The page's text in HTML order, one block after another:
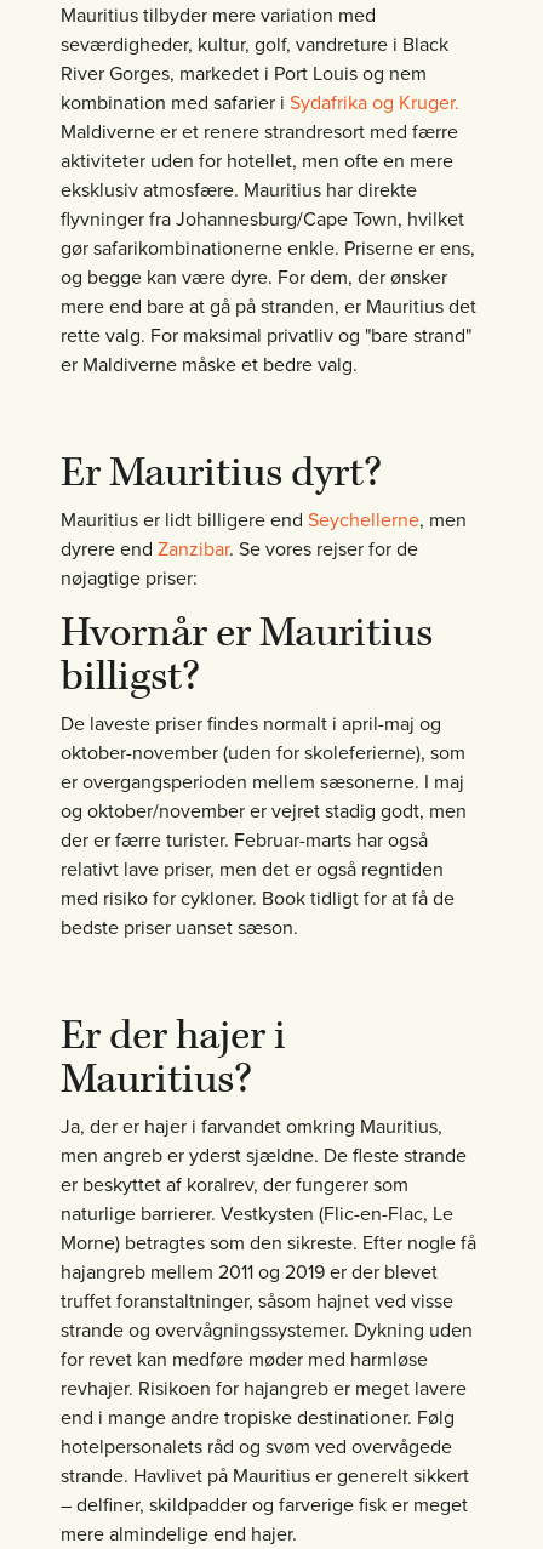
Mauritius tilbyder mere variation med
seværdigheder, kultur, golf, vandreture i Black
River Gorges, markedet i Port Louis og nem
kombination med safarier i Sydafrika og Kruger.
Maldiverne er et renere strandresort med færre
aktiviteter uden for hotellet, men ofte en mere
eksklusiv atmosfære. Mauritius har direkte
flyvninger fra Johannesburg/Cape Town, hvilket
gør safarikombinationerne enkle. Priserne er ens,
og begge kan være dyre. For dem, der ønsker
mere end bare at gå på stranden, er Mauritius det
rette valg. For maksimal privatliv og "bare strand"
er Maldiverne måske et bedre valg.
Er Mauritius dyrt?
Mauritius er lidt billigere end Seychellerne, men
dyrere end Zanzibar. Se vores rejser for de
nøjagtige priser:
Hvornår er Mauritius
billigst?
De laveste priser findes normalt i april-maj og
oktober-november (uden for skoleferierne), som
er overgangsperioden mellem sæsonerne. I maj
og oktober/november er vejret stadig godt, men
der er færre turister. Februar-marts har også
relativt lave priser, men det er også regntiden
med risiko for cykloner. Book tidligt for at få de
bedste priser uanset sæson.
Er der hajer i
Mauritius?
Ja, der er hajer i farvandet omkring Mauritius,
men angreb er yderst sjældne. De fleste strande
er beskyttet af koralrev, der fungerer som
naturlige barrierer. Vestkysten (Flic-en-Flac, Le
Morne) betragtes som den sikreste. Efter nogle få
hajangreb mellem 2011 og 2019 er der blevet
truffet foranstaltninger, såsom hajnet ved visse
strande og overvågningssystemer. Dykning uden
for revet kan medføre møder med harmløse
revhajer. Risikoen for hajangreb er meget lavere
end i mange andre tropiske destinationer. Følg
hotelpersonalets råd og svøm ved overvågede
strande. Havlivet på Mauritius er generelt sikkert
– delfiner, skildpadder og farverige fisk er meget
mere almindelige end hajer.